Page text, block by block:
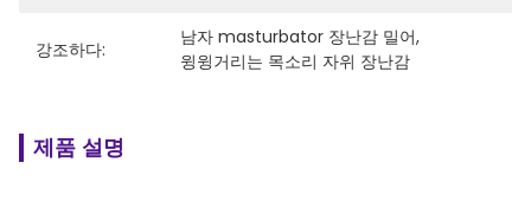
강조하다:
남자 masturbator 장난감 밀어,
윙윙거리는 목소리 자위 장난감
제품 설명